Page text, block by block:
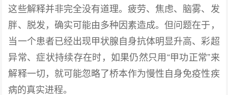
这些解释并非完全没有道理。疲劳、焦虑、脑雾、发
胖、脱发，确实可能由多种因素造成。但问题在于，
当一个患者已经出现甲状腺自身抗体明显升高、彩超
异常、症状持续存在时，如果仍然只用“甲功正常”来
解释一切，就可能忽略了桥本作为慢性自身免疫性疾
病的真实进程。